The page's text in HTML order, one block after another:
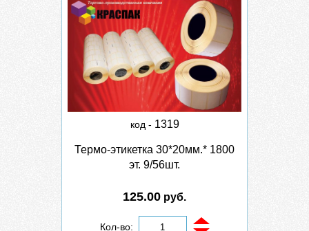
код - 1319
Термо-этикетка 30*20мм.* 1800
эт. 9/56шт.
125.00 руб.
Кол-во: